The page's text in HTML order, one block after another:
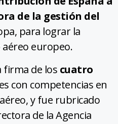
de la gestión del
para lograr la
aéreo europeo.
firma de los cuatro
con competencias en
y fue rubricado
de la Agencia